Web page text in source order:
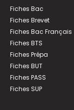
Fiches Bac
Fiches Brevet
Fiches Bac Français
Fiches BTS
Fiches Prépa
Fiches BUT
Fiches PASS
Fiches SUP